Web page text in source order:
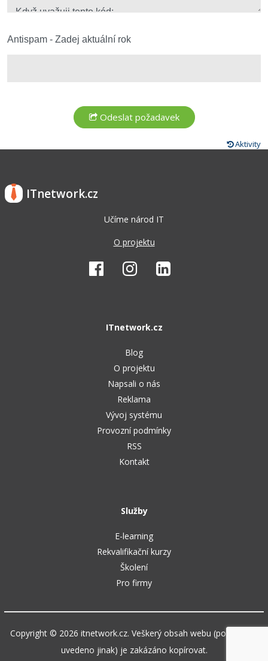
Antispam - Zadej aktuální rok
Aktivity
ITnetwork.cz
Učíme národ IT
O projektu
ITnetwork.cz
Blog
O projektu
Napsali o nás
Reklama
Vývoj systému
Provozní podmínky
RSS
Kontakt
Služby
E-learning
Rekvalifikační kurzy
Školení
Pro firmy
Copyright © 2026 itnetwork.cz. Veškerý obsah webu (pokud není
uvedeno jinak) je zakázáno kopírovat.